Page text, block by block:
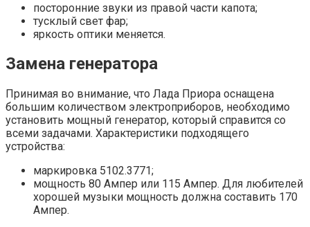
посторонние звуки из правой части капота;
тусклый свет фар;
яркость оптики меняется.
Замена генератора
Принимая во внимание, что Лада Приора оснащена
большим количеством электроприборов, необходимо
установить мощный генератор, который справится со
всеми задачами. Характеристики подходящего
устройства:
маркировка 5102.3771;
мощность 80 Ампер или 115 Ампер. Для любителей
хорошей музыки мощность должна составить 170
Ампер.